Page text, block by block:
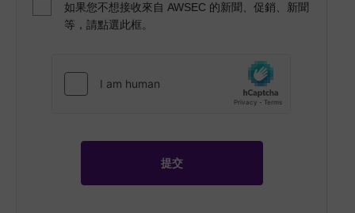
評核公平保障政策
如果您不想接收來自 AWSEC 的新聞、促銷、新聞
等，請點選此框。